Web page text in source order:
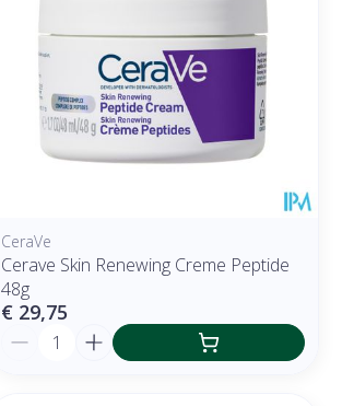
CeraVe
Cerave Skin Renewing Creme Peptide
48g
€ 29,75
Aantal